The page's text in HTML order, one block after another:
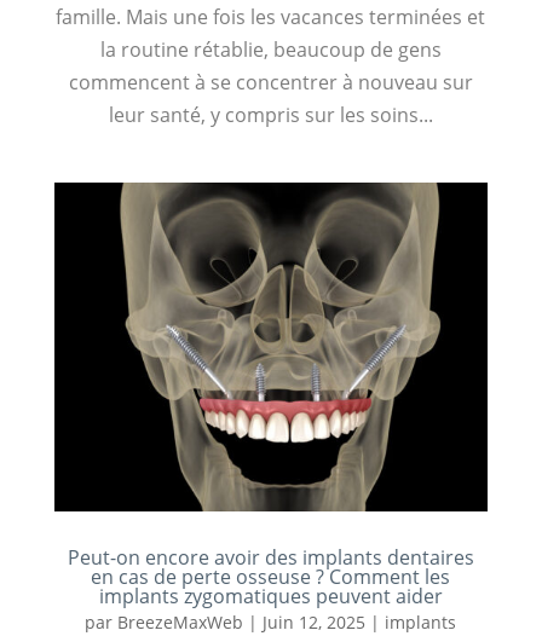
famille. Mais une fois les vacances terminées et
la routine rétablie, beaucoup de gens
commencent à se concentrer à nouveau sur
leur santé, y compris sur les soins...
Peut-on encore avoir des implants dentaires
en cas de perte osseuse ? Comment les
implants zygomatiques peuvent aider
par BreezeMaxWeb | Juin 12, 2025 | implants